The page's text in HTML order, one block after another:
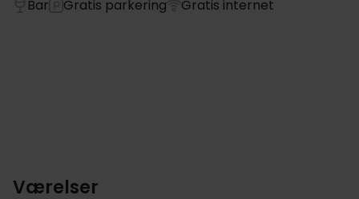
Bar Gratis parkering Gratis internet
Værelser